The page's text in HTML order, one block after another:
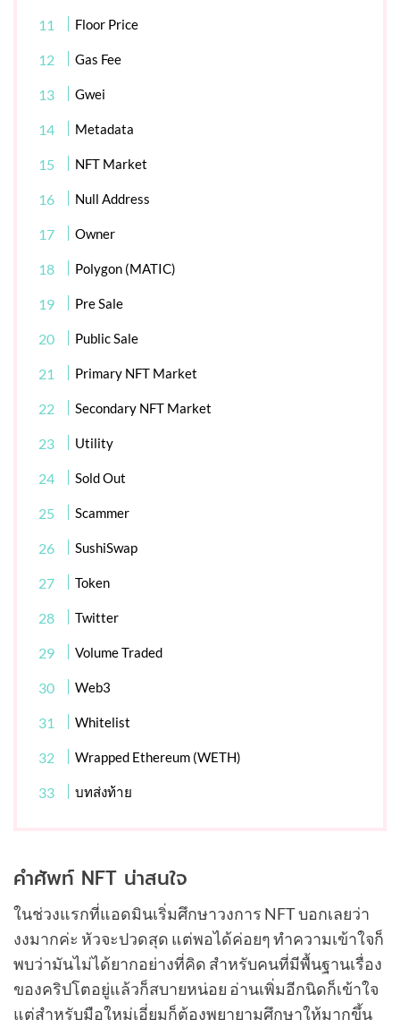
Floor Price
Gas Fee
Gwei
Metadata
NFT Market
Null Address
Owner
Polygon (MATIC)
Pre Sale
Public Sale
Primary NFT Market
Secondary NFT Market
Utility
Sold Out
Scammer
SushiSwap
Token
Twitter
Volume Traded
Web3
Whitelist
Wrapped Ethereum (WETH)
บทส่งท้าย
คำศัพท์ NFT น่าสนใจ
ในช่วงแรกที่แอดมินเริ่มศึกษาวงการ NFT บอกเลยว่า
งงมากค่ะ หัวจะปวดสุด แต่พอได้ค่อยๆ ทำความเข้าใจก็
พบว่ามันไม่ได้ยากอย่างที่คิด สำหรับคนที่มีพื้นฐานเรื่อง
ของคริปโตอยู่แล้วก็สบายหน่อย อ่านเพิ่มอีกนิดก็เข้าใจ
แต่สำหรับมือใหม่เอี่ยมก็ต้องพยายามศึกษาให้มากขึ้น